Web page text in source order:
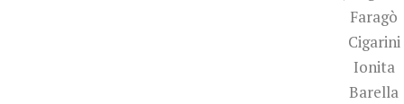
Faragò
Cigarini
Ionita
Barella